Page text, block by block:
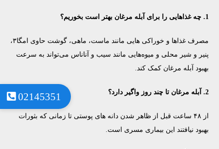
02145351
1. چه غذاهایی را برای آبله مرغان بهتر است بخوریم؟
مصرف غذاها و خوراکی هایی مانند ماست، ماهی، گوشت حاوی امگا۳،
پنیر و شیر محلی و میوه‌هایی مانند سیب و آناناس می‌تواند به سرعت
بهبود آبله مرغان کمک کند.
2. آبله مرغان تا چند روز واگیر دارد؟
از ۴۸ ساعت قبل از ظاهر شدن دانه های پوستی تا زمانی که بثورات
بهبود نیافتند این بیماری مسری است.